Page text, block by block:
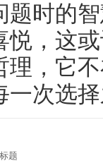
题时的
悦，这
理，它
一次选
题